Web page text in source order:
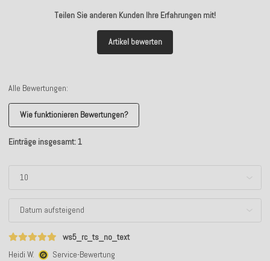
Teilen Sie anderen Kunden Ihre Erfahrungen mit!
Artikel bewerten
Alle Bewertungen:
Wie funktionieren Bewertungen?
Einträge insgesamt: 1
ws5_rc_ts_no_text
Heidi W.
Service-Bewertung